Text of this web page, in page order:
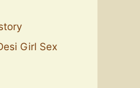
Girl Sex